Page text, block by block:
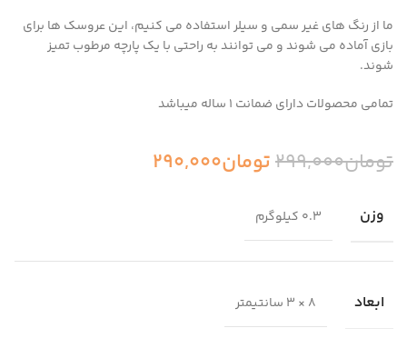
ما از رنگ های غیر سمی و سیلر استفاده می کنیم، این عروسک ها برای
بازی آماده می شوند و می توانند به راحتی با یک پارچه مرطوب تمیز
شوند.
تمامی محصولات دارای ضمانت ۱ ساله میباشد
تومان299,000تومان290,000
وزن 0.3 کیلوگرم
ابعاد 8 × 3 سانتیمتر